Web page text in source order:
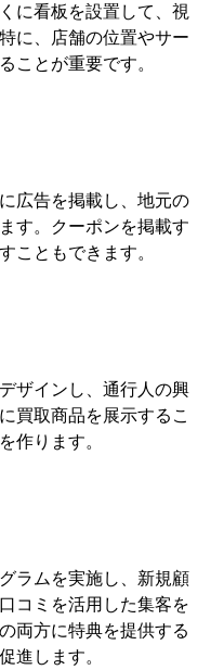
に看板を設置して、視
に、店舗の位置やサー
ことが重要です。
広告を掲載し、地元の
す。クーポンを掲載す
こともできます。
ザインし、通行人の興
買取商品を展示するこ
作ります。
ラムを実施し、新規顧
コミを活用した集客を
両方に特典を提供する
進します。